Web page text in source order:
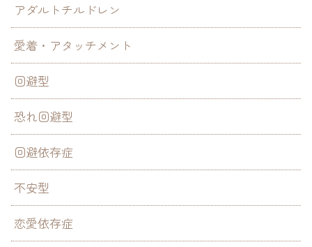
アダルトチルドレン
愛着・アタッチメント
回避型
恐れ回避型
回避依存症
不安型
恋愛依存症